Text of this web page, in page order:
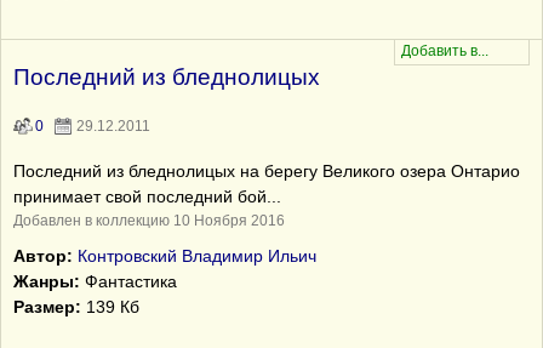
Последний из бледнолицых
0 29.12.2011
Последний из бледнолицых на берегу Великого озера Онтарио
принимает свой последний бой...
Добавлен в коллекцию 10 Ноября 2016
Автор: Контровский Владимир Ильич
Жанры: Фантастика
Размер: 139 Кб